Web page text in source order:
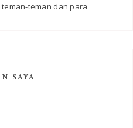
teman dan para
SAYA